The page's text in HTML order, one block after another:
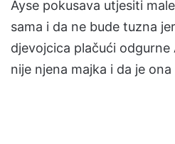
Ayse pokusava utjesiti
sama i da ne bude tuzna
djevojcica plačući odgurne
nije njena majka i da je ona